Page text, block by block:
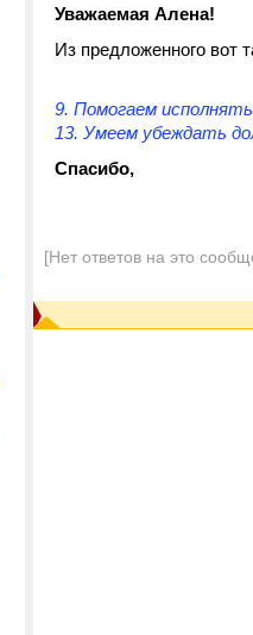
Уважаемая Алена!
Из предложенного вот
9. Помогаем
13. Умеем убеждать
Спасибо,
[Нет ответов на это